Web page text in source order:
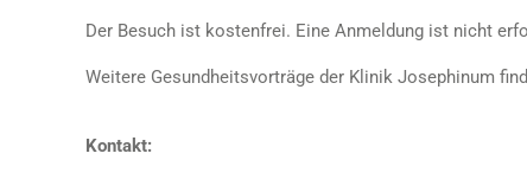
Der Besuch ist kostenfrei. Eine Anmeldung ist nicht
Weitere Gesundheitsvorträge der Klinik Josephinum
Kontakt: